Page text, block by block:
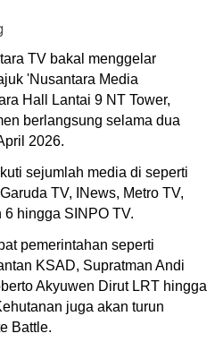
TV bakal menggelar
'Nusantara Media
Hall Lantai 9 NT Tower,
berlangsung selama dua
2026.
sejumlah media di seperti
TV, INews, Metro TV,
6 hingga SINPO TV.
pemerintahan seperti
KSAD, Supratman Andi
Akyuwen Dirut LRT hingga
juga akan turun
Battle.